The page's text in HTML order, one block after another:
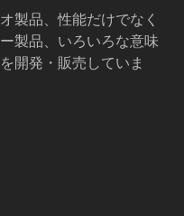
製品、性能だけでなく
製品、いろいろな意味
開発・販売していま